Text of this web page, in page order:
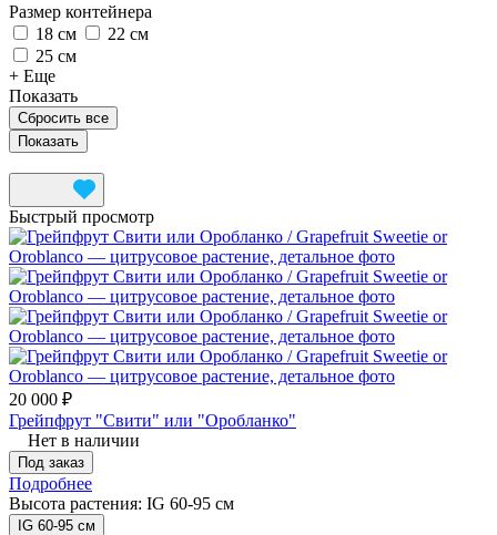
Размер контейнера
18 см
22 см
25 см
+ Еще
Показать
Сбросить все
Быстрый просмотр
20 000 ₽
Грейпфрут "Свити" или "Оробланко"
Нет в наличии
Под заказ
Подробнее
Высота растения: IG 60-95 см
IG 60-95 см